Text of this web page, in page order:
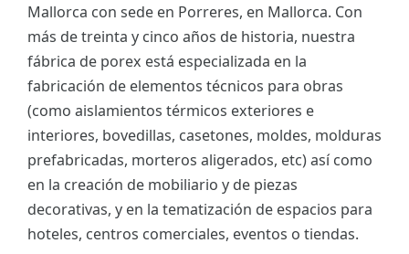
Mallorca con sede en Porreres, en Mallorca. Con
más de treinta y cinco años de historia, nuestra
fábrica de porex está especializada en la
fabricación de elementos técnicos para obras
(como aislamientos térmicos exteriores e
interiores, bovedillas, casetones, moldes, molduras
prefabricadas, morteros aligerados, etc) así como
en la creación de mobiliario y de piezas
decorativas, y en la tematización de espacios para
hoteles, centros comerciales, eventos o tiendas.